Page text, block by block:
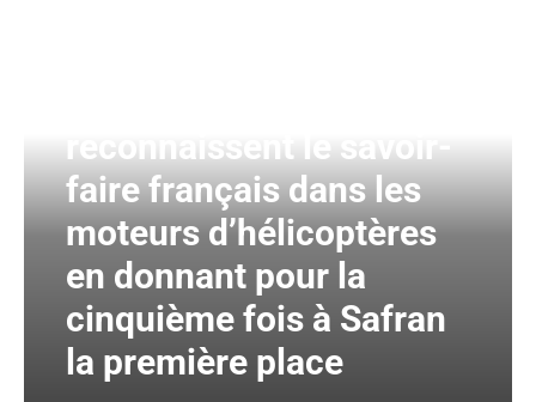
reconnaissent le savoir-
faire français dans les
moteurs d’hélicoptères
en donnant pour la
cinquième fois à Safran
la première place